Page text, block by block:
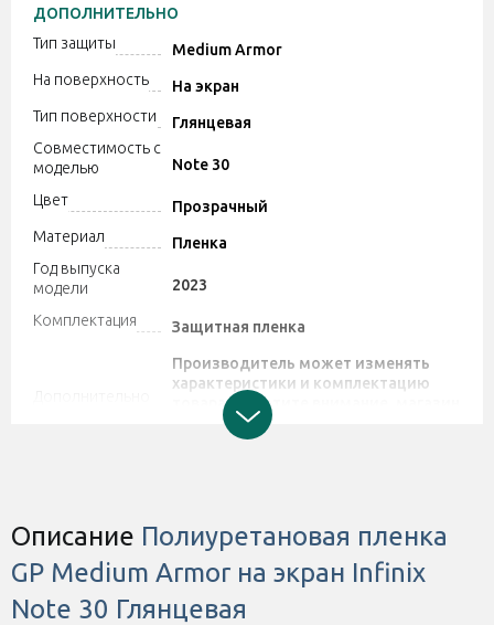
ДОПОЛНИТЕЛЬНО
Тип защиты
Medium Armor
На поверхность
На экран
Тип поверхности
Глянцевая
Совместимость с
моделью
Note 30
Цвет
Прозрачный
Материал
Пленка
Год выпуска
модели
2023
Комплектация
Защитная пленка
Производитель может изменять
характеристики и комплектацию
товара. Обратите внимание, магазин
не принимает претензии по поводу
этих изменений.
Описание Полиуретановая пленка
GP Medium Armor на экран Infinix
Note 30 Глянцевая